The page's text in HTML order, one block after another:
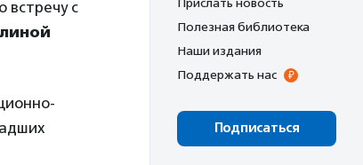
встречу с
Полезная библиотека
Наши издания
Поддержать нас
Подписаться